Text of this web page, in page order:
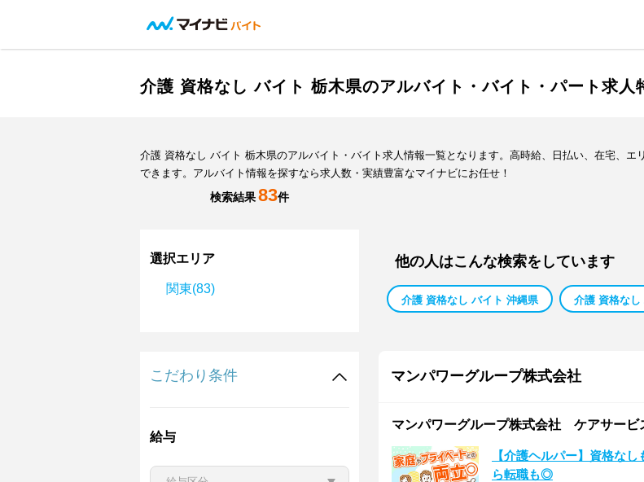
介護 資格なし バイト 栃木県のアルバイト・バイト・パート求人
介護 資格なし バイト 栃木県のアルバイト・バイト求人情報一覧となります。高時給、日払い、在宅、
できます。アルバイト情報を探すなら求人数・実績豊富なマイナビにお任せ！
検索結果83件
選択エリア
関東(83)
こだわり条件
給与
他の人はこんな検索をしています
介護 資格なし バイト 沖縄県 介護 資格な
マンパワーグループ株式会社
マンパワーグループ株式会社 ケアサー
【介護ヘルパー】資格な
ら転職も◎